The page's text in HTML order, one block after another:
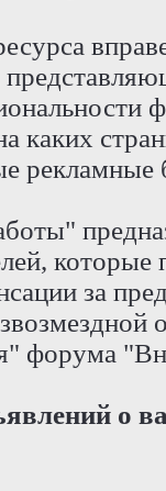
каких
рекламные
за
форума
о